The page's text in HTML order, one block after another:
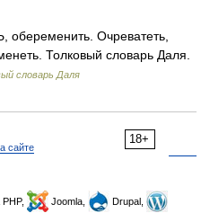
Очреватеть,
Толковый словарь Даля.
словарь Даля
18+
сайте
Joomla,
Drupal,